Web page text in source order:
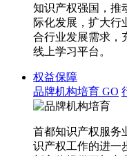
知识产权强国，推
际化发展，扩大行
合行业发展需求，
线上学习平台。
权益保障
品牌机构培育 GO
首都知识产权服务
识产权工作的进一